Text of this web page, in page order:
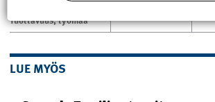
torninosturi etäohjaus,
Tuottavuus,työmaa
LUE MYÖS